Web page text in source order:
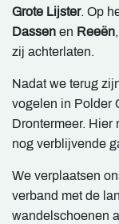
Grote Lijster. Op
Dassen en Reeën
zij achterlaten.
Nadat we terug
vogelen in Polder
Drontermeer. Hier
nog verblijvende
We verplaatsen
verband met de
wandelschoenen